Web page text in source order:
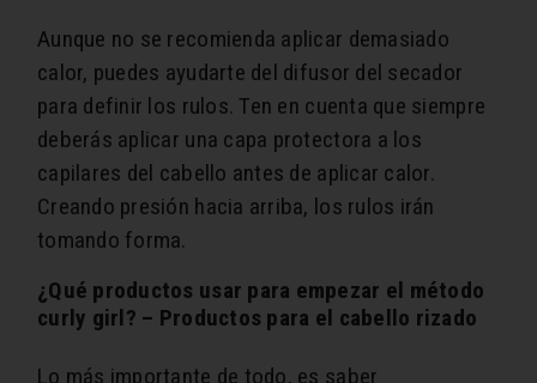
Aunque no se recomienda aplicar demasiado
calor, puedes ayudarte del difusor del secador
para definir los rulos. Ten en cuenta que siempre
deberás aplicar una capa protectora a los
capilares del cabello antes de aplicar calor.
Creando presión hacia arriba, los rulos irán
tomando forma.
¿Qué productos usar para empezar el método
curly girl? – Productos para el cabello rizado
Lo más importante de todo, es saber